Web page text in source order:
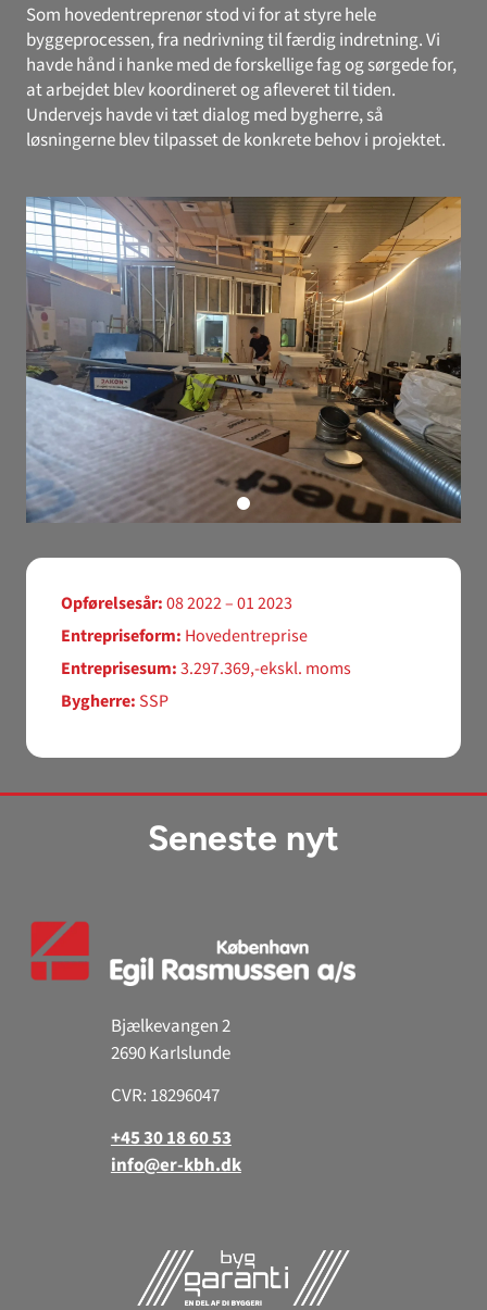
Som hovedentreprenør stod vi for at styre hele
byggeprocessen, fra nedrivning til færdig indretning. Vi
havde hånd i hanke med de forskellige fag og sørgede for,
at arbejdet blev koordineret og afleveret til tiden.
Undervejs havde vi tæt dialog med bygherre, så
løsningerne blev tilpasset de konkrete behov i projektet.
Opførelsesår:08 2022 – 01 2023
Entrepriseform: Hovedentreprise
Entreprisesum:3.297.369,-ekskl. moms
Bygherre:SSP
Seneste nyt
Bjælkevangen 2
2690 Karlslunde
CVR: 18296047
+45 30 18 60 53
info@er-kbh.dk